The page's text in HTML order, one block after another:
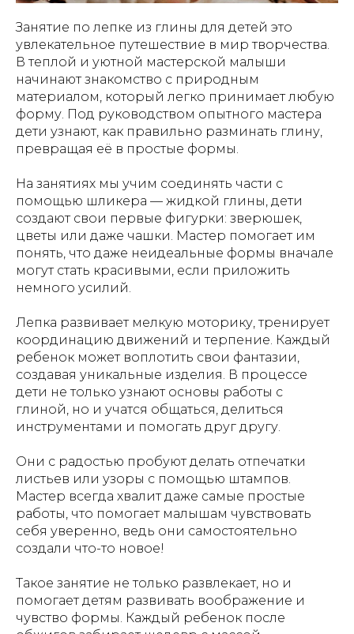
Занятие по лепке из глины для детей это
увлекательное путешествие в мир творчества.
В теплой и уютной мастерской малыши
начинают знакомство с природным
материалом, который легко принимает любую
форму. Под руководством опытного мастера
дети узнают, как правильно разминать глину,
превращая её в простые формы.
На занятиях мы учим соединять части с
помощью шликера — жидкой глины, дети
создают свои первые фигурки: зверюшек,
цветы или даже чашки. Мастер помогает им
понять, что даже неидеальные формы вначале
могут стать красивыми, если приложить
немного усилий.
Лепка развивает мелкую моторику, тренирует
координацию движений и терпение. Каждый
ребенок может воплотить свои фантазии,
создавая уникальные изделия. В процессе
дети не только узнают основы работы с
глиной, но и учатся общаться, делиться
инструментами и помогать друг другу.
Они с радостью пробуют делать отпечатки
листьев или узоры с помощью штампов.
Мастер всегда хвалит даже самые простые
работы, что помогает малышам чувствовать
себя уверенно, ведь они самостоятельно
создали что-то новое!
Такое занятие не только развлекает, но и
помогает детям развивать воображение и
чувство формы. Каждый ребенок после